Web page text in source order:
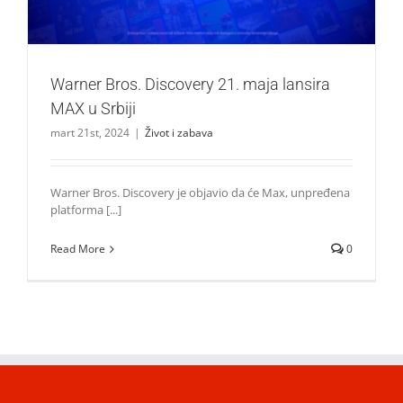
Warner Bros. Discovery 21. maja lansira
MAX u Srbiji
mart 21st, 2024 | Život i zabava
Warner Bros. Discovery je objavio da će Max, unpređena
platforma [...]
Read More 0